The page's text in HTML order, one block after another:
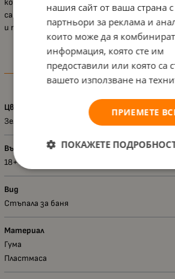
които искат да осигурят на своето дете
самостоятелност и сигурност в
и практичен дизайн.
Цвят
Зелен
Възраст - диапазон
18+ месеца
Вид
Стъпала за баня
Материал
Гума
Пластмаса
нашия сайт от ваша страна
партньори за реклама и
които може да я комбинират
информация, която сте им
предоставили или която са
вашето използване на
ПРИЕМЕТЕ
ПОКАЖЕТЕ